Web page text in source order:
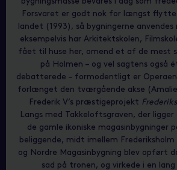
Forsvaret er godt nok for længst
landet (1993), så bygningerne
eksempelvis har Arkitektskolen,
fået til huse her, omend et af de mest
på Holmen – og vel sagtens også
debatterede – formodentligt er
forlænget den tværgående akse
Frederik V’s præstigeprojekt
Langs med Takkeloftsgraven, der
de gamle ikoniske magasinbygninger
beliggende, midt imellem Frederiksholm
og Nordre Magasinbygning blev opført
sad på tronen, og virkede i en